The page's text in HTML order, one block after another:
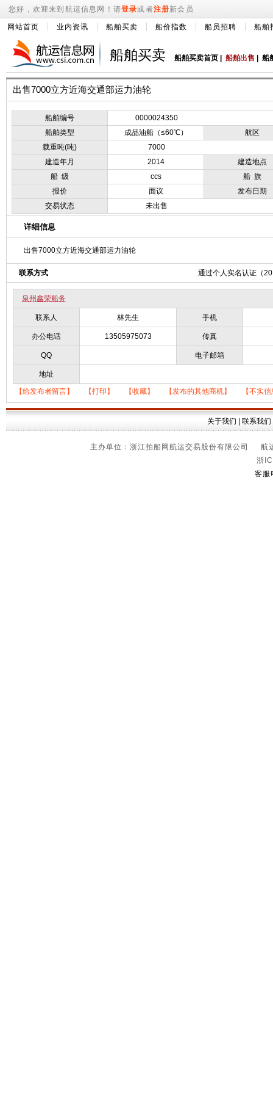
您好，欢迎来到航运信息网！请登录或者注册新会员
网站首页 业内资讯 船舶买卖 船价指数 船员招聘 船舶
船舶买卖 船舶买卖首页 船舶出售 船
出售7000立方近海交通部运力油轮
船舶编号
0000024350
船舶类型
成品油船（≤60℃）
航区
载重吨(吨)
7000
建造年月
2014
建造地点
船 级
ccs
船 旗
报价
面议
发布日期
交易状态
未出售
详细信息
出售7000立方近海交通部运力油轮
联系方式 通过个人实名认证（
泉州鑫荣船务
联系人 林先生 手机
办公电话 13505975073 传真
QQ 电子邮箱
地址
【给发布者留言】
【打印】 【收藏】 【发布的其他商机】 【不实
关于我们 联系我们
主办单位：浙江拍船网航运交易股份有限公司
浙
客服